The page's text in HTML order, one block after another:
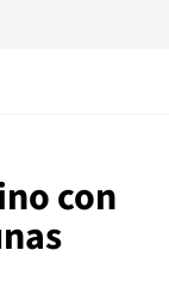
con